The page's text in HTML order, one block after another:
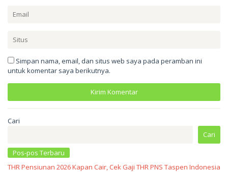
Simpan nama, email, dan situs web saya pada peramban ini
untuk komentar saya berikutnya.
Cari
Cari
Pos-pos Terbaru
THR Pensiunan 2026 Kapan Cair, Cek Gaji THR PNS Taspen Indonesia